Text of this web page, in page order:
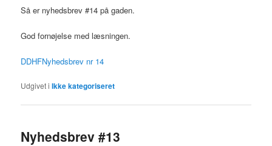
Så er nyhedsbrev #14 på gaden.
God fornøjelse med læsningen.
DDHFNyhedsbrev nr 14
Udgivet i Ikke kategoriseret
Nyhedsbrev #13